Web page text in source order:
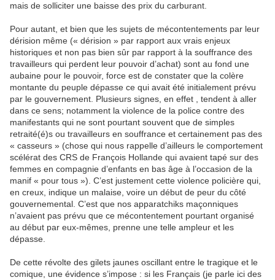
mais de solliciter une baisse des prix du carburant.
Pour autant, et bien que les sujets de mécontentements par leur
dérision même (« dérision » par rapport aux vrais enjeux
historiques et non pas bien sûr par rapport à la souffrance des
travailleurs qui perdent leur pouvoir d’achat) sont au fond une
aubaine pour le pouvoir, force est de constater que la colère
montante du peuple dépasse ce qui avait été initialement prévu
par le gouvernement. Plusieurs signes, en effet , tendent à aller
dans ce sens; notamment la violence de la police contre des
manifestants qui ne sont pourtant souvent que de simples
retraité(é)s ou travailleurs en souffrance et certainement pas des
« casseurs » (chose qui nous rappelle d’ailleurs le comportement
scélérat des CRS de François Hollande qui avaient tapé sur des
femmes en compagnie d’enfants en bas âge à l’occasion de la
manif « pour tous »). C’est justement cette violence policière qui,
en creux, indique un malaise, voire un début de peur du côté
gouvernemental. C’est que nos apparatchiks maçonniques
n’avaient pas prévu que ce mécontentement pourtant organisé
au début par eux-mêmes, prenne une telle ampleur et les
dépasse.
De cette révolte des gilets jaunes oscillant entre le tragique et le
comique, une évidence s’impose : si les Français (je parle ici des